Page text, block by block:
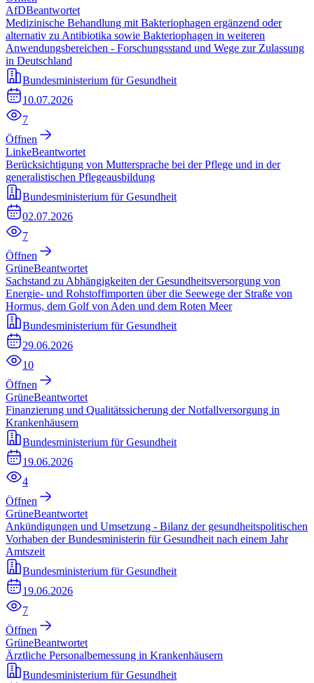
AfDBeantwortet
Medizinische Behandlung mit Bakteriophagen ergänzend oder
alternativ zu Antibiotika sowie Bakteriophagen in weiteren
Anwendungsbereichen - Forschungsstand und Wege zur Zulassung
in Deutschland
Bundesministerium für Gesundheit
10.07.2026
7
Öffnen
LinkeBeantwortet
Berücksichtigung von Muttersprache bei der Pflege und in der
generalistischen Pflegeausbildung
Bundesministerium für Gesundheit
02.07.2026
7
Öffnen
GrüneBeantwortet
Sachstand zu Abhängigkeiten der Gesundheitsversorgung von
Energie- und Rohstoffimporten über die Seewege der Straße von
Hormus, dem Golf von Aden und dem Roten Meer
Bundesministerium für Gesundheit
29.06.2026
10
Öffnen
GrüneBeantwortet
Finanzierung und Qualitätssicherung der Notfallversorgung in
Krankenhäusern
Bundesministerium für Gesundheit
19.06.2026
4
Öffnen
GrüneBeantwortet
Ankündigungen und Umsetzung - Bilanz der gesundheitspolitischen
Vorhaben der Bundesministerin für Gesundheit nach einem Jahr
Amtszeit
Bundesministerium für Gesundheit
19.06.2026
7
Öffnen
GrüneBeantwortet
Ärztliche Personalbemessung in Krankenhäusern
Bundesministerium für Gesundheit